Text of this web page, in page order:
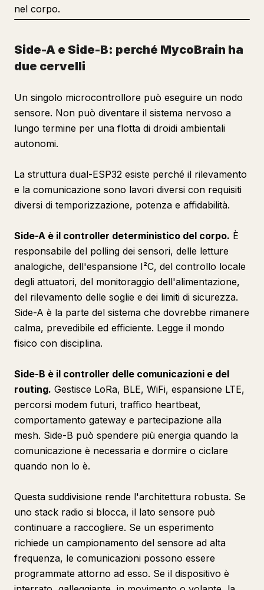
nel corpo.
Side-A e Side-B: perché MycoBrain ha
due cervelli
Un singolo microcontrollore può eseguire un nodo
sensore. Non può diventare il sistema nervoso a
lungo termine per una flotta di droidi ambientali
autonomi.
La struttura dual-ESP32 esiste perché il rilevamento
e la comunicazione sono lavori diversi con requisiti
diversi di temporizzazione, potenza e affidabilità.
Side-A è il controller deterministico del corpo. È
responsabile del polling dei sensori, delle letture
analogiche, dell'espansione I²C, del controllo locale
degli attuatori, del monitoraggio dell'alimentazione,
del rilevamento delle soglie e dei limiti di sicurezza.
Side-A è la parte del sistema che dovrebbe rimanere
calma, prevedibile ed efficiente. Legge il mondo
fisico con disciplina.
Side-B è il controller delle comunicazioni e del
routing. Gestisce LoRa, BLE, WiFi, espansione LTE,
percorsi modem futuri, traffico heartbeat,
comportamento gateway e partecipazione alla
mesh. Side-B può spendere più energia quando la
comunicazione è necessaria e dormire o ciclare
quando non lo è.
Questa suddivisione rende l'architettura robusta. Se
uno stack radio si blocca, il lato sensore può
continuare a raccogliere. Se un esperimento
richiede un campionamento del sensore ad alta
frequenza, le comunicazioni possono essere
programmate attorno ad esso. Se il dispositivo è